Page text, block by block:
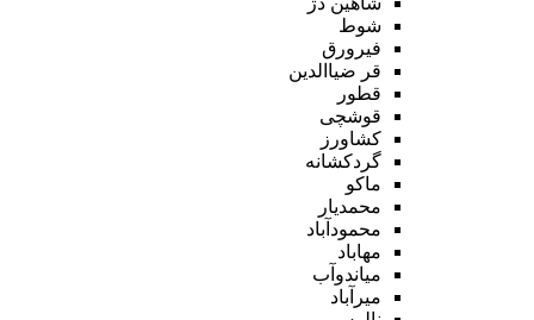
شوط
فیرورق
قر ضیاالدین
قطور
قوشچی
کشاورز
گردکشانه
ماکو
محمدیار
محمودآباد
مهاباد
میاندوآب
میرآباد